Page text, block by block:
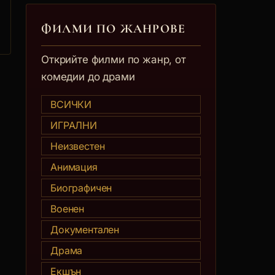
ФИЛМИ ПО ЖАНРОВЕ
Открийте филми по жанр, от
комедии до драми
ВСИЧКИ
ИГРАЛНИ
Неизвестен
Анимация
Биографичен
Военен
Документален
Драма
Екшън